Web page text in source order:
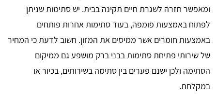
ומאפשר חזרה לשגרת חיים תקינה בבית. יש סתימות שניתן
לפתוח באמצעות פומפה, בעוד סתימות אחרות פותחים
באמצעות חומרים אשר ממיסים את המזון. חשוב לדעת כי המחיר
של שירותי פתיחת סתימות בבני ברק מושפע גם ממיקום
הסתימה ולכן ישנם פערים בין סתימה בשירותים, בכיור או
במקלחת.